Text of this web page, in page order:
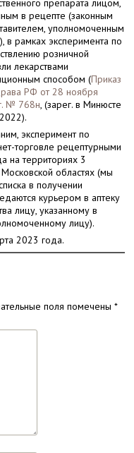
препарата лицом,
в рецепте (законным
уполномоченным
в рамках эксперимента по
розничной
лекарствами
способом (Приказ
РФ от 28 ноября
№ 768н, (зарег. в Минюсте
эксперимент по
торговле рецептурными
на территориях 3
областях (мы
в получении
курьером в аптеку
лицу, указанному в
лицу).
2023 года.
поля помечены *